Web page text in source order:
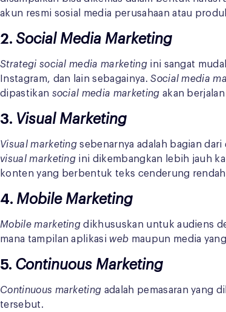
akun resmi sosial media perusahaan atau
2. Social Media Marketing
Strategi social media marketingini sangat
Instagram, dan lain sebagainya.Social media
dipastikan social media marketing akan
3. Visual Marketing
Visual marketing sebenarnya adalah bagian dari
visual marketing ini dikembangkan lebih jauh
konten yang berbentuk teks cenderung
4. Mobile Marketing
Mobile marketing dikhususkan untuk audiens
mana tampilan aplikasi web maupun media
5. Continuous Marketing
Continuous marketing adalah pemasaran yang
tersebut.